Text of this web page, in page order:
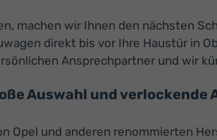
machen wir Ihnen den nächsten
direkt bis vor Ihre Haustür in
Ansprechpartner und wir
Auswahl und
und anderen renommierten